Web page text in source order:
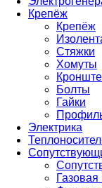
Крепёж
Крепёж
Стяжки
Хомуты
Болты
Гайки
Электрика